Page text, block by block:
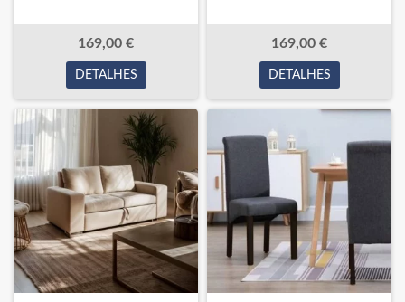
169,00 €
DETALHES
169,00 €
DETALHES